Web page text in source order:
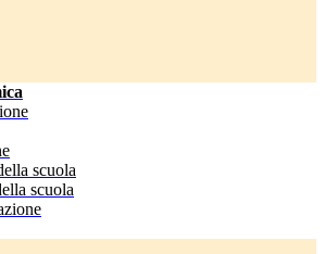
scuola
scuola